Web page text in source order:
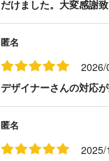
だけました。大変感謝致
匿名
2026/
デザイナーさんの対応
匿名
2025/